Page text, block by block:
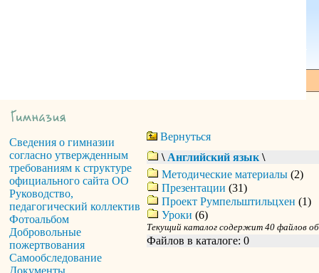
Сведения о гимназии
согласно утвержденным
требованиям к структуре
официального сайта ОО
Руководство,
педагогический коллектив
Фотоальбом
Добровольные
пожертвования
Самообследование
Документы
Вернуться
\ Английский язык \
Методические материалы (2)
Презентации (31)
Проект Румпельштильцхен (1)
Уроки (6)
Текущий каталог содержит 40 файлов
Файлов в каталоге: 0